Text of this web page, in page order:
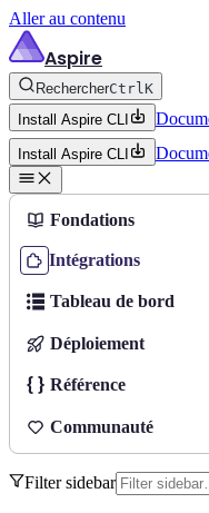
Aller au contenu
Aspire
RechercherCtrlK
Install Aspire CLI
Install Aspire CLI
Fondations
Intégrations
Tableau de bord
Déploiement
Référence
Communauté
Filter sidebar